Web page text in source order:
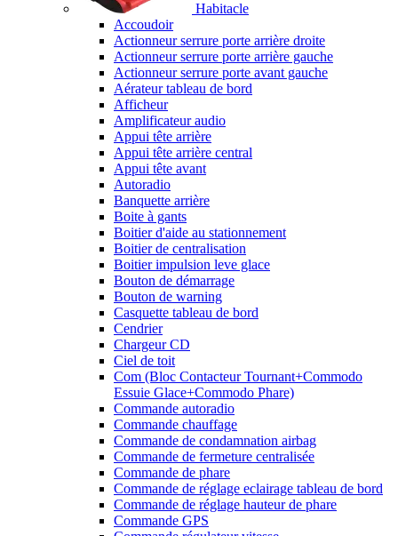
Habitacle
Accoudoir
Actionneur serrure porte arrière droite
Actionneur serrure porte arrière gauche
Actionneur serrure porte avant gauche
Aérateur tableau de bord
Afficheur
Amplificateur audio
Appui tête arrière
Appui tête arrière central
Appui tête avant
Autoradio
Banquette arrière
Boite à gants
Boitier d'aide au stationnement
Boitier de centralisation
Boitier impulsion leve glace
Bouton de démarrage
Bouton de warning
Casquette tableau de bord
Cendrier
Chargeur CD
Ciel de toit
Com (Bloc Contacteur Tournant+Commodo
Essuie Glace+Commodo Phare)
Commande autoradio
Commande chauffage
Commande de condamnation airbag
Commande de fermeture centralisée
Commande de phare
Commande de réglage eclairage tableau de bord
Commande de réglage hauteur de phare
Commande GPS